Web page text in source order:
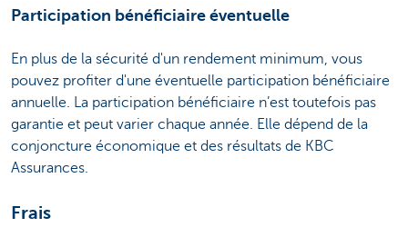
Participation bénéficiaire éventuelle
En plus de la sécurité d'un rendement minimum, vous
pouvez profiter d'une éventuelle participation bénéficiaire
annuelle. La participation bénéficiaire n’est toutefois pas
garantie et peut varier chaque année. Elle dépend de la
conjoncture économique et des résultats de KBC
Assurances.
Frais